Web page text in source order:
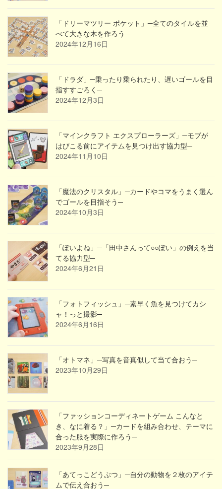
「ドリーマツリー ポケット」─全てのタイルを並
べて大きな木を作ろう─
2024年12月16日
「ドラダ」─乗ったり乗られたり、遅いゴールを目
指すすごろく─
2024年12月3日
「マインクラフト エクスプローラーズ」─モブが
はびこる前にアイテムを見つけ出す協力型─
2024年11月10日
「魔法のクリスタル」─カードやコマをうまく選ん
でゴールを目指そう─
2024年10月3日
「ぽいよね」─「田中さんって○○ぽい」の例えを当
てる協力型─
2024年6月21日
「フォトフィッシュ」─素早く魚を見つけてカシ
ャ！っと撮影─
2024年6月16日
「オトマネ」─写真を音真似して当て合おう─
2023年10月29日
「ファッションコーディネートゲーム こんなと
き、なに着る？」─カードを組み合わせ、テーマに
合った服を実際に作ろう─
2023年9月28日
「あてっこどうぶつ」─自分の動物を２枚のアイテ
ムで伝え合おう─